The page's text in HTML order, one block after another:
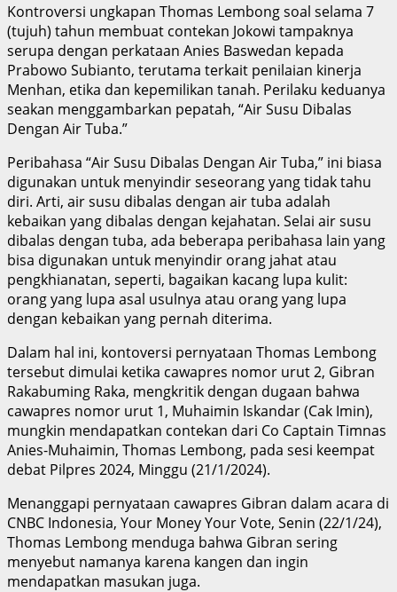
Kontroversi ungkapan Thomas Lembong soal selama 7
(tujuh) tahun membuat contekan Jokowi tampaknya
serupa dengan perkataan Anies Baswedan kepada
Prabowo Subianto, terutama terkait penilaian kinerja
Menhan, etika dan kepemilikan tanah. Perilaku keduanya
seakan menggambarkan pepatah, “Air Susu Dibalas
Dengan Air Tuba.”
Peribahasa “Air Susu Dibalas Dengan Air Tuba,” ini biasa
digunakan untuk menyindir seseorang yang tidak tahu
diri. Arti, air susu dibalas dengan air tuba adalah
kebaikan yang dibalas dengan kejahatan. Selai air susu
dibalas dengan tuba, ada beberapa peribahasa lain yang
bisa digunakan untuk menyindir orang jahat atau
pengkhianatan, seperti, bagaikan kacang lupa kulit:
orang yang lupa asal usulnya atau orang yang lupa
dengan kebaikan yang pernah diterima.
Dalam hal ini, kontoversi pernyataan Thomas Lembong
tersebut dimulai ketika cawapres nomor urut 2, Gibran
Rakabuming Raka, mengkritik dengan dugaan bahwa
cawapres nomor urut 1, Muhaimin Iskandar (Cak Imin),
mungkin mendapatkan contekan dari Co Captain Timnas
Anies-Muhaimin, Thomas Lembong, pada sesi keempat
debat Pilpres 2024, Minggu (21/1/2024).
Menanggapi pernyataan cawapres Gibran dalam acara di
CNBC Indonesia, Your Money Your Vote, Senin (22/1/24),
Thomas Lembong menduga bahwa Gibran sering
menyebut namanya karena kangen dan ingin
mendapatkan masukan juga.